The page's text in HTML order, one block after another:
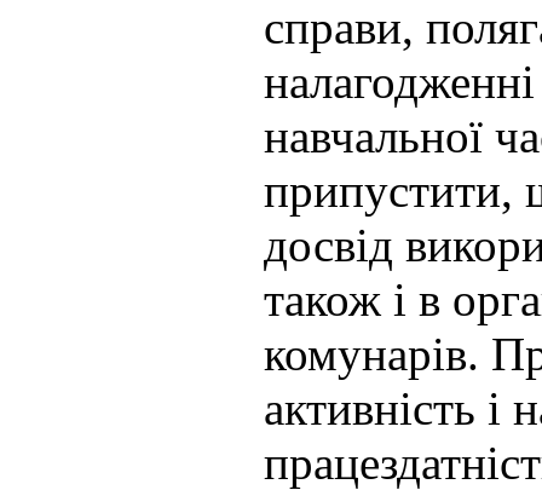
справи,
навчальної
припустити,
досвід
також і в
комунарів.
активність і